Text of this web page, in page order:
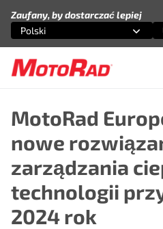
Zaufany, by dostarczać lepiej
Wybierz opcję
Polski
Wybierz opcję
MotoRad
nowe
zarządzania
technologii
2024 rok